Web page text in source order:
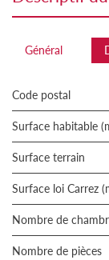
Général
Code postal
Surface habitable
surface terrain
Surface loi Carrez
Nombre de
Nombre de pièces